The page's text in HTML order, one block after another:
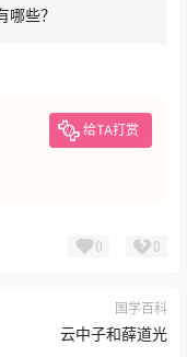
些？
给TA打赏
0 0
国学百科
云中子和薛道光